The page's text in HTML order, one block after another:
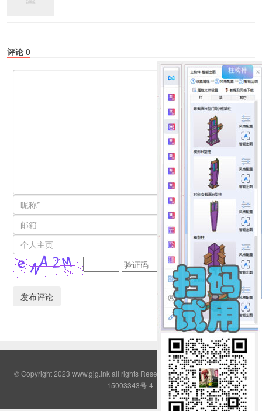
评论 0
© Copyright 2023 www.gjg.ink all rights Reserved QQ群:2308380鄂ICP备
15003343号-4